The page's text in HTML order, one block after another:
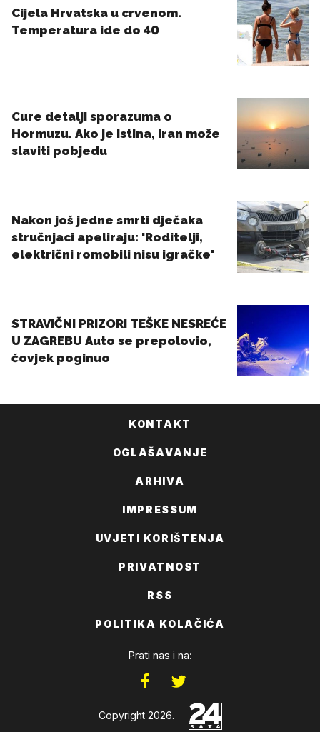
KONTAKT
OGLAŠAVANJE
ARHIVA
IMPRESSUM
UVJETI KORIŠTENJA
PRIVATNOST
RSS
POLITIKA KOLAČIĆA
Prati nas i na:
Copyright 2026.